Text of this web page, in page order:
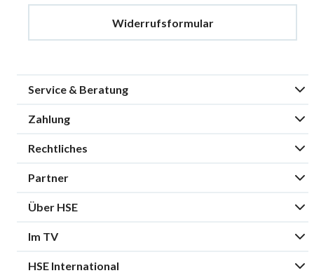
Widerrufsformular
Service & Beratung
Zahlung
Rechtliches
Partner
Über HSE
Im TV
HSE International